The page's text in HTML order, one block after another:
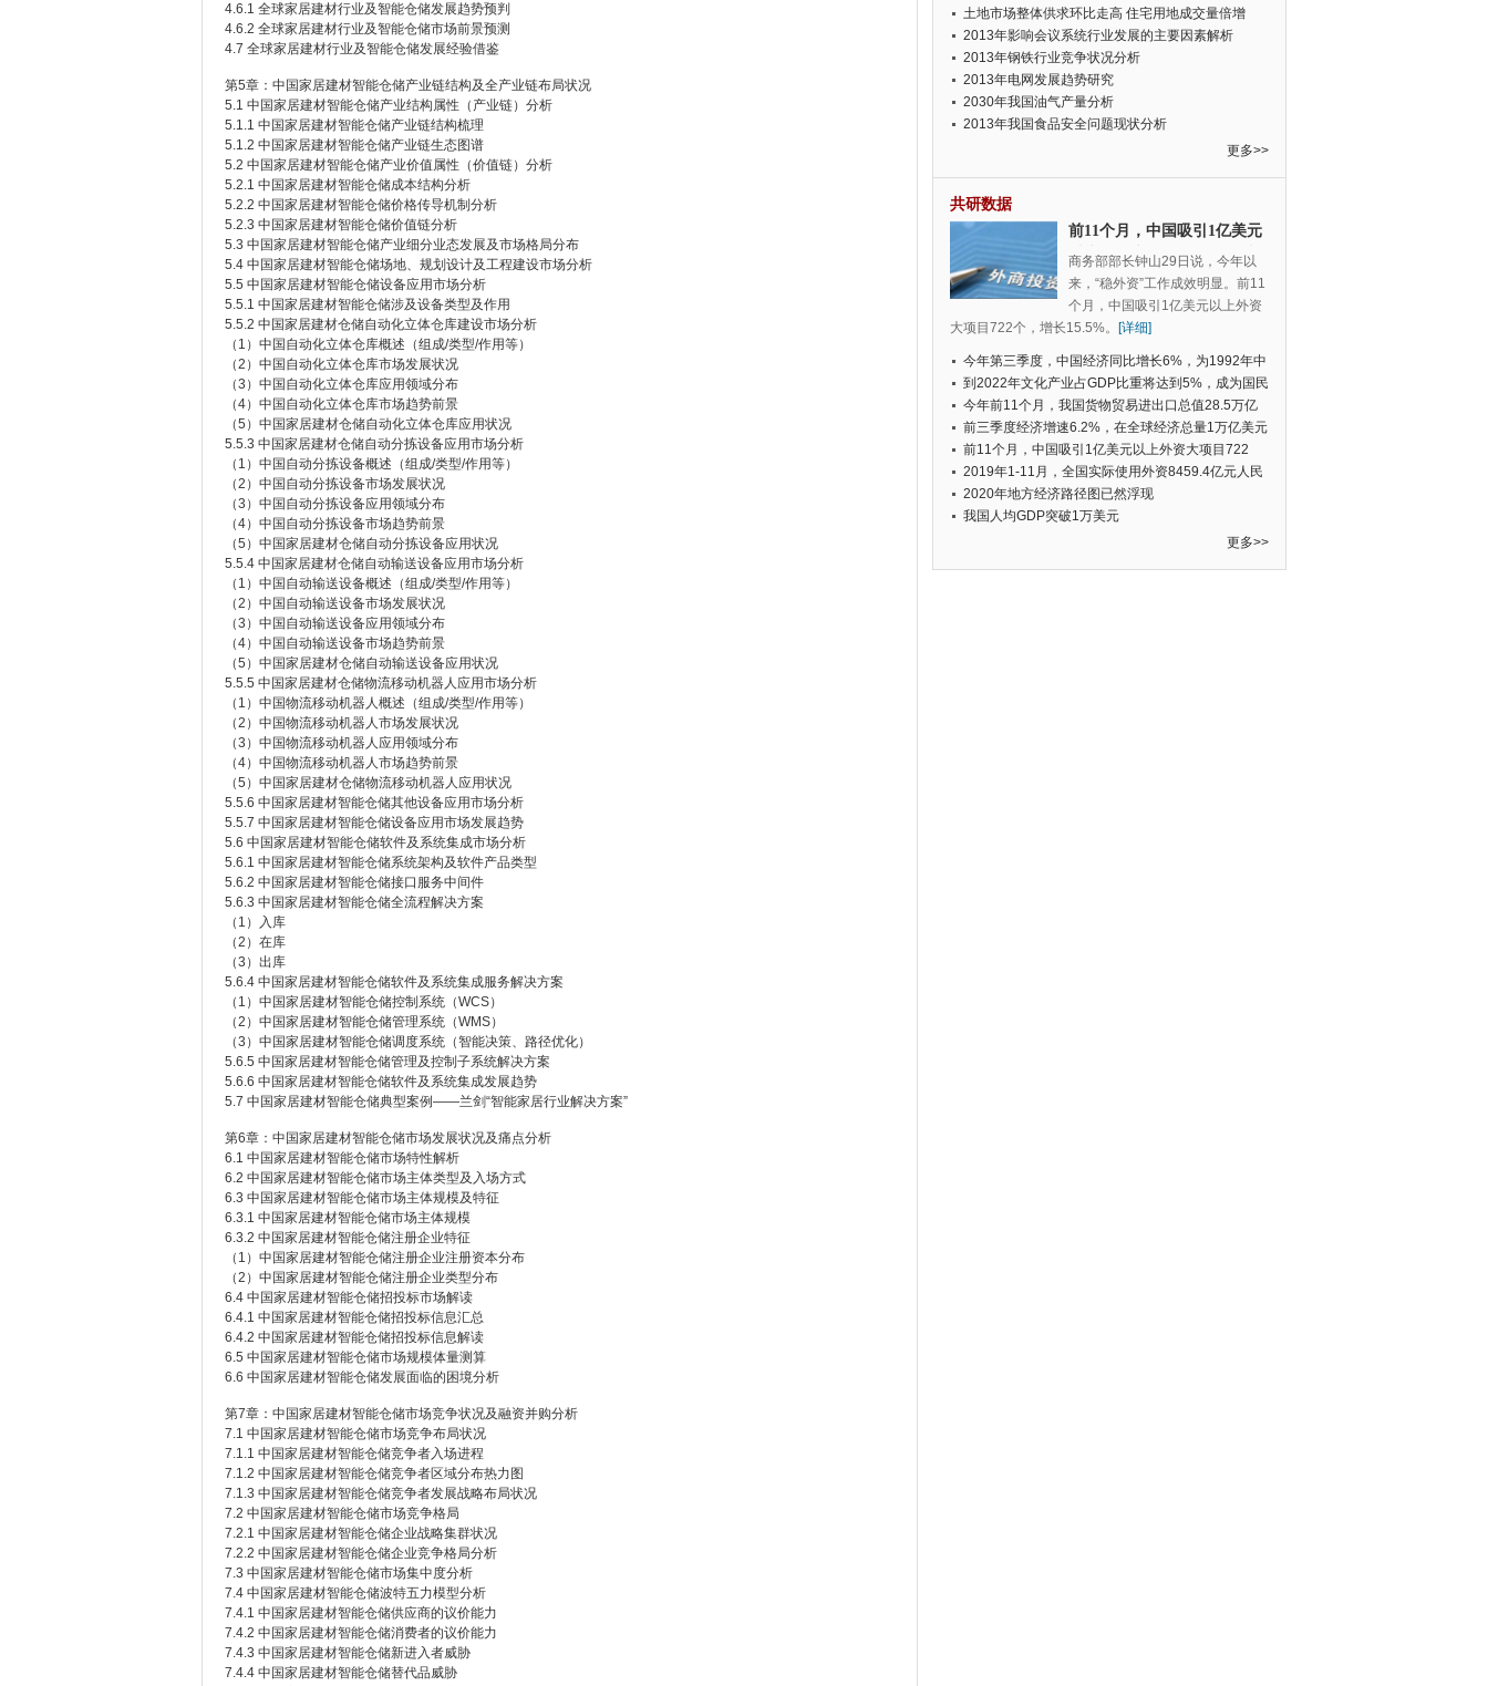
4.6.1 全球家居建材行业及智能仓储发展趋势预判
4.6.2 全球家居建材行业及智能仓储市场前景预测
4.7 全球家居建材行业及智能仓储发展经验借鉴
第5章：中国家居建材智能仓储产业链结构及全产业链布局状况
5.1 中国家居建材智能仓储产业结构属性（产业链）分析
5.1.1 中国家居建材智能仓储产业链结构梳理
5.1.2 中国家居建材智能仓储产业链生态图谱
5.2 中国家居建材智能仓储产业价值属性（价值链）分析
5.2.1 中国家居建材智能仓储成本结构分析
5.2.2 中国家居建材智能仓储价格传导机制分析
5.2.3 中国家居建材智能仓储价值链分析
5.3 中国家居建材智能仓储产业细分业态发展及市场格局分布
5.4 中国家居建材智能仓储场地、规划设计及工程建设市场分析
5.5 中国家居建材智能仓储设备应用市场分析
5.5.1 中国家居建材智能仓储涉及设备类型及作用
5.5.2 中国家居建材仓储自动化立体仓库建设市场分析
（1）中国自动化立体仓库概述（组成/类型/作用等）
（2）中国自动化立体仓库市场发展状况
（3）中国自动化立体仓库应用领域分布
（4）中国自动化立体仓库市场趋势前景
（5）中国家居建材仓储自动化立体仓库应用状况
5.5.3 中国家居建材仓储自动分拣设备应用市场分析
（1）中国自动分拣设备概述（组成/类型/作用等）
（2）中国自动分拣设备市场发展状况
（3）中国自动分拣设备应用领域分布
（4）中国自动分拣设备市场趋势前景
（5）中国家居建材仓储自动分拣设备应用状况
5.5.4 中国家居建材仓储自动输送设备应用市场分析
（1）中国自动输送设备概述（组成/类型/作用等）
（2）中国自动输送设备市场发展状况
（3）中国自动输送设备应用领域分布
（4）中国自动输送设备市场趋势前景
（5）中国家居建材仓储自动输送设备应用状况
5.5.5 中国家居建材仓储物流移动机器人应用市场分析
（1）中国物流移动机器人概述（组成/类型/作用等）
（2）中国物流移动机器人市场发展状况
（3）中国物流移动机器人应用领域分布
（4）中国物流移动机器人市场趋势前景
（5）中国家居建材仓储物流移动机器人应用状况
5.5.6 中国家居建材智能仓储其他设备应用市场分析
5.5.7 中国家居建材智能仓储设备应用市场发展趋势
5.6 中国家居建材智能仓储软件及系统集成市场分析
5.6.1 中国家居建材智能仓储系统架构及软件产品类型
5.6.2 中国家居建材智能仓储接口服务中间件
5.6.3 中国家居建材智能仓储全流程解决方案
（1）入库
（2）在库
（3）出库
5.6.4 中国家居建材智能仓储软件及系统集成服务解决方案
（1）中国家居建材智能仓储控制系统（WCS）
（2）中国家居建材智能仓储管理系统（WMS）
（3）中国家居建材智能仓储调度系统（智能决策、路径优化）
5.6.5 中国家居建材智能仓储管理及控制子系统解决方案
5.6.6 中国家居建材智能仓储软件及系统集成发展趋势
5.7 中国家居建材智能仓储典型案例——兰剑“智能家居行业解决方案”
第6章：中国家居建材智能仓储市场发展状况及痛点分析
6.1 中国家居建材智能仓储市场特性解析
6.2 中国家居建材智能仓储市场主体类型及入场方式
6.3 中国家居建材智能仓储市场主体规模及特征
6.3.1 中国家居建材智能仓储市场主体规模
6.3.2 中国家居建材智能仓储注册企业特征
（1）中国家居建材智能仓储注册企业注册资本分布
（2）中国家居建材智能仓储注册企业类型分布
6.4 中国家居建材智能仓储招投标市场解读
6.4.1 中国家居建材智能仓储招投标信息汇总
6.4.2 中国家居建材智能仓储招投标信息解读
6.5 中国家居建材智能仓储市场规模体量测算
6.6 中国家居建材智能仓储发展面临的困境分析
第7章：中国家居建材智能仓储市场竞争状况及融资并购分析
7.1 中国家居建材智能仓储市场竞争布局状况
7.1.1 中国家居建材智能仓储竞争者入场进程
7.1.2 中国家居建材智能仓储竞争者区域分布热力图
7.1.3 中国家居建材智能仓储竞争者发展战略布局状况
7.2 中国家居建材智能仓储市场竞争格局
7.2.1 中国家居建材智能仓储企业战略集群状况
7.2.2 中国家居建材智能仓储企业竞争格局分析
7.3 中国家居建材智能仓储市场集中度分析
7.4 中国家居建材智能仓储波特五力模型分析
7.4.1 中国家居建材智能仓储供应商的议价能力
7.4.2 中国家居建材智能仓储消费者的议价能力
7.4.3 中国家居建材智能仓储新进入者威胁
7.4.4 中国家居建材智能仓储替代品威胁
土地市场整体供求环比走高 住宅用地成交量倍增
2013年影响会议系统行业发展的主要因素解析
2013年钢铁行业竞争状况分析
2013年电网发展趋势研究
2030年我国油气产量分析
2013年我国食品安全问题现状分析
更多>>
共研数据
前11个月，中国吸引1亿美元
以上外资大项目722个，增长
15.5%
商务部部长钟山29日说，今年以
来，“稳外资”工作成效明显。前11
个月，中国吸引1亿美元以上外资
大项目722个，增长15.5%。 [详细]
今年第三季度，中国经济同比增长6%，为1992年中
国有季度数据以来的新低
到2022年文化产业占GDP比重将达到5%，成为国民
经济支柱产业
今年前11个月，我国货物贸易进出口总值28.5万亿
元人民币，比去年同期增长2.4%
前三季度经济增速6.2%，在全球经济总量1万亿美元
以上的经济体中增速最快
前11个月，中国吸引1亿美元以上外资大项目722
个，增长15.5%
2019年1-11月，全国实际使用外资8459.4亿元人民
币，同比增长6.0%
2020年地方经济路径图已然浮现
我国人均GDP突破1万美元
更多>>